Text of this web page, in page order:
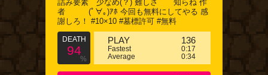
詰み要素 少なめ(？) 難しさ 知らね 作
者 (ﾟ∀｡)ｱﾎ 今回も無料にしてやる 感
謝しろ！ #10×10 #墓標許可 #無料
DEATH
94
%
PLAY 136
Fastest
0:17
Average
0:34